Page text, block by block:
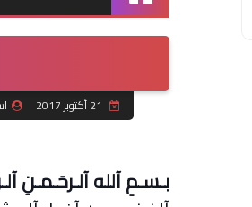
بـسـمِ آلله آلـرحَـمـنِ